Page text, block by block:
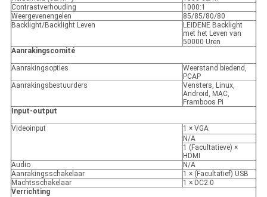
Contrastverhouding
1000:1
Weergevenengelen
85/85/80/80
Backlight/Backlight Leven
LEIDENE Backlight
met het Leven van
50000 Uren
Aanrakingscomité
Aanrakingsopties
Weerstand biedend,
PCAP
Aanrakingsbestuurders
Vensters, Linux,
Android, MAC,
Framboos Pi
Input-output
Videoinput
1 × VGA
N/A
1 (Facultatieve) ×
HDMI
Audio
N/A
Aanrakingsschakelaar
1 × (Facultatief) USB
Machtsschakelaar
1 × DC2.0
Verrichting